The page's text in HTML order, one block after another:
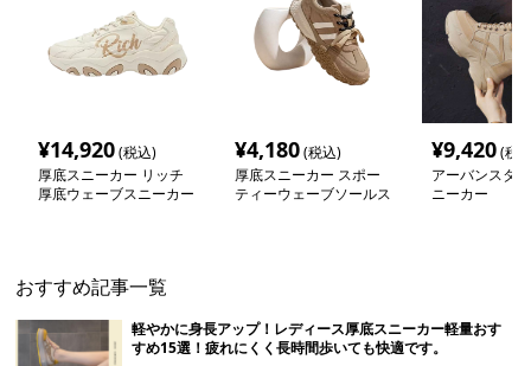
¥14,920(税込)
厚底スニーカー リッチ
厚底ウェーブスニーカー
¥4,180(税込)
厚底スニーカー スポー
ティーウェーブソールス
¥9,420(税
アーバンスタ
ニーカー
おすすめ記事一覧
軽やかに身長アップ！レディース厚底スニーカー軽量おす
すめ15選！疲れにくく長時間歩いても快適です。